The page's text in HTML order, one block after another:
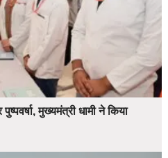
मुख्यमंत्री धामी ने किया